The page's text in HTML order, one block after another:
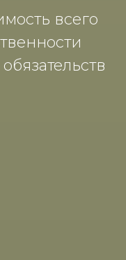
всегo